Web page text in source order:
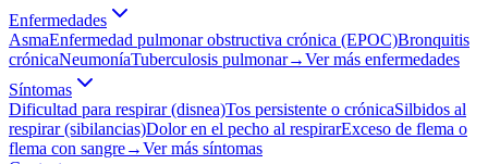
Enfermedades
AsmaEnfermedad pulmonar obstructiva crónica (EPOC)Bronquitis
crónicaNeumoníaTuberculosis pulmonar→Ver más enfermedades
Síntomas
Dificultad para respirar (disnea)Tos persistente o crónicaSilbidos al
respirar (sibilancias)Dolor en el pecho al respirarExceso de flema o
flema con sangre→Ver más síntomas